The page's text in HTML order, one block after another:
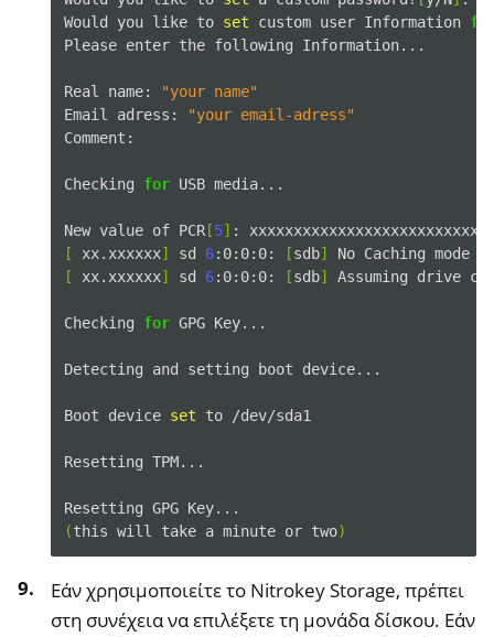
Would
you like to set custom user Information
Please enter the following Information...
Real name:
"your name"
Email
adress:
"your email-adress"
Comment:
Checking for USB media...
New value of PCR[5] :
[
xx.xxxxxx] sd 6:0:0:0: [sdb] No Caching mode
[
xx.xxxxxx] sd 6:0:0:0: [sdb] Assuming drive
Checking for GPG Key...
Detecting and setting boot device...
Boot device set to /dev/sda1
Resetting TPM...
Resetting GPG
(this will take a minute or two)
Εάν χρησιμοποιείτε το Nitrokey Storage, πρέπει
στη συνέχεια να επιλέξετε τη μονάδα δίσκου. Εάν